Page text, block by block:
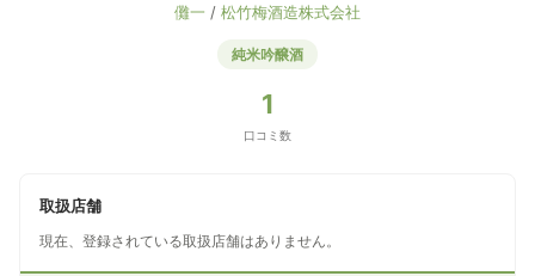
儺一 / 松竹梅酒造株式会社
純米吟醸酒
1
口コミ数
取扱店舗
現在、登録されている取扱店舗はありません。